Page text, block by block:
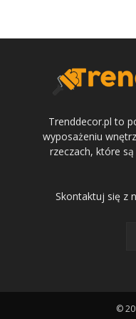
Trenddecor.pl to
wyposażeniu
rzeczach, które
Skontaktuj się z
©